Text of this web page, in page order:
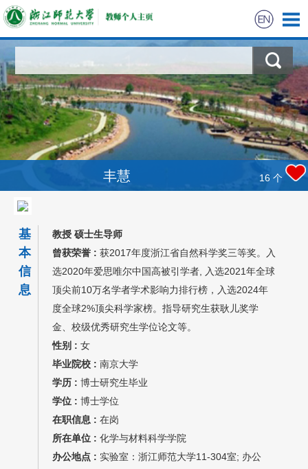
丰慧 16 个
基
本
信
息
教授 硕士生导师
曾获荣誉 : 获2017年度浙江省自然科学奖三等奖。入
选2020年爱思唯尔中国高被引学者, 入选2021年全球
顶尖前10万名学者学术影响力排行榜，入选2024年
度全球2%顶尖科学家榜。指导研究生获耿儿奖学
金、校级优秀研究生学位论文等。
性别 : 女
毕业院校 : 南京大学
学历 : 博士研究生毕业
学位 : 博士学位
在职信息 : 在岗
所在单位 : 化学与材料科学学院
办公地点 : 实验室：浙江师范大学11-304室; 办公